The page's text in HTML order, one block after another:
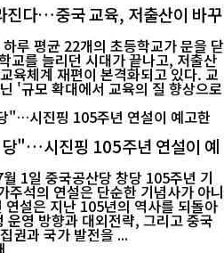
진다…중국 교육, 저출산이 바꾸
루 평균 22개의 초등학교가 문을 닫
교를 늘리던 시대가 끝나고, 저출산
육체계 재편이 본격화되고 있다. 교
'규모 확대에서 교육의 질 향상으로
"…시진핑 105주년 연설이 예
1일 중국공산당 창당 105주년 기
주석의 연설은 단순한 기념사가 아니
설은 지난 105년의 역사를 되돌아
영 방향과 대외전략, 그리고 중국
권과 국가 발전을 ...